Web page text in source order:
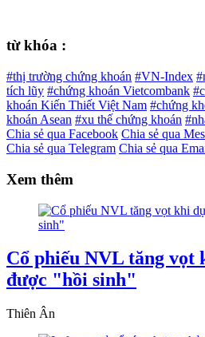
từ khóa :
#thị trường chứng khoán #VN-Index
tích lũy #chứng khoán Vietcombank
khoán Kiến Thiết Việt Nam #chứng
khoán Asean #xu thế chứng khoán
Chia sẻ qua Facebook Chia sẻ qua
Chia sẻ qua Telegram Chia sẻ qua
Xem thêm
Cổ phiếu NVL tăng vọt
được "hồi sinh"
Thiên Ân